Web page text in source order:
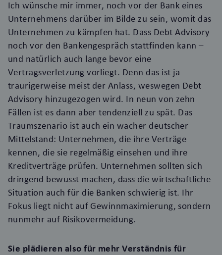
Ich wünsche mir immer, noch vor der Bank eines
Unternehmens darüber im Bilde zu sein, womit das
Unternehmen zu kämpfen hat. Dass Debt Advisory
noch vor den Bankengespräch stattfinden kann –
und natürlich auch lange bevor eine
Vertragsverletzung vorliegt. Denn das ist ja
traurigerweise meist der Anlass, weswegen Debt
Advisory hinzugezogen wird. In neun von zehn
Fällen ist es dann aber tendenziell zu spät. Das
Traumszenario ist auch ein wacher deutscher
Mittelstand: Unternehmen, die ihre Verträge
kennen, die sie regelmäßig einsehen und ihre
Kreditverträge prüfen. Unternehmen sollten sich
dringend bewusst machen, dass die wirtschaftliche
Situation auch für die Banken schwierig ist. Ihr
Fokus liegt nicht auf Gewinnmaximierung, sondern
nunmehr auf Risikovermeidung.
Sie plädieren also für mehr Verständnis für